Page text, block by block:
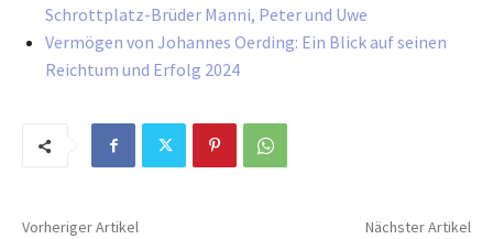
Schrottplatz-Brüder Manni, Peter und Uwe
Vermögen von Johannes Oerding: Ein Blick auf seinen
Reichtum und Erfolg 2024
Vorheriger Artikel Nächster Artikel